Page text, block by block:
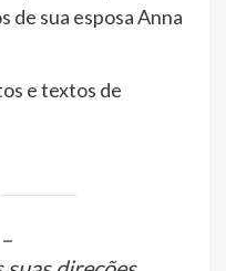
de sua esposa Anna
e textos de